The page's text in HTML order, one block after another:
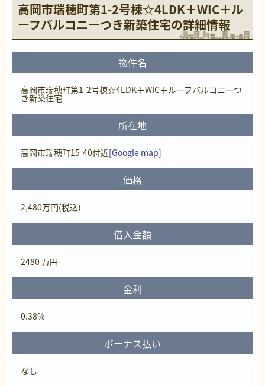
高岡市瑞穂町第1-2号棟☆4LDK＋WIC＋ル
ーフバルコニーつき新築住宅の詳細情報
物件名
高岡市瑞穂町第1-2号棟☆4LDK＋WIC＋ルーフバルコニーつ
き新築住宅
所在地
高岡市瑞穂町15-40付近[Google map]
価格
2,480万円(税込)
借入金額
2480 万円
金利
0.38%
ボーナス払い
なし